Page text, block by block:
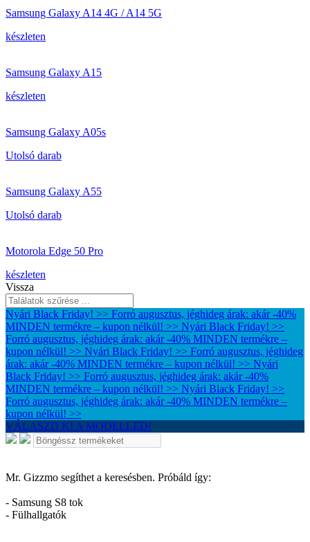
Samsung Galaxy A14 4G / A14 5G
készleten
Samsung Galaxy A15
készleten
Samsung Galaxy A05s
Utolsó darab
Samsung Galaxy A55
Utolsó darab
Motorola Edge 50 Pro
készleten
Vissza
Nyári Black Friday! >> Forró augusztus, jéghideg árak: akár -40%
MINDEN termékre – kupon nélkül! >> Nyári Black Friday! >>
Forró augusztus, jéghideg árak: akár -40% MINDEN termékre –
kupon nélkül! >> Nyári Black Friday! >> Forró augusztus, jéghideg
árak: akár -40% MINDEN termékre – kupon nélkül! >> Nyári
Black Friday! >> Forró augusztus, jéghideg árak: akár -40%
MINDEN termékre – kupon nélkül! >> Nyári Black Friday! >>
Forró augusztus, jéghideg árak: akár -40% MINDEN termékre –
kupon nélkül! >>
VÁLASZD KI A MODELLED!
Mr. Gizzmo segíthet a keresésben. Próbáld így:
- Samsung S8 tok
- Fülhallgatók